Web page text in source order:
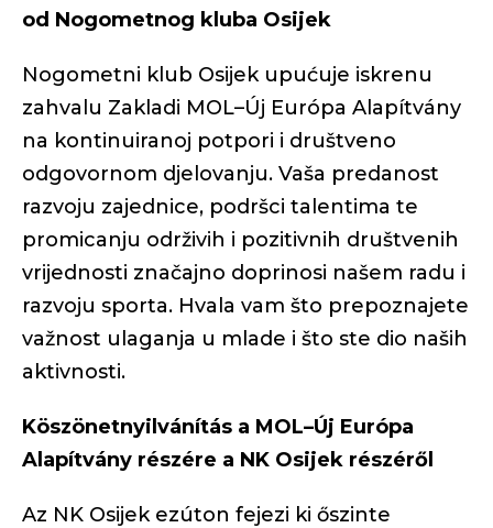
od Nogometnog kluba Osijek
Nogometni klub Osijek upućuje iskrenu
zahvalu Zakladi MOL–Új Európa Alapítvány
na kontinuiranoj potpori i društveno
odgovornom djelovanju. Vaša predanost
razvoju zajednice, podršci talentima te
promicanju održivih i pozitivnih društvenih
vrijednosti značajno doprinosi našem radu i
razvoju sporta. Hvala vam što prepoznajete
važnost ulaganja u mlade i što ste dio naših
aktivnosti.
Köszönetnyilvánítás a MOL–Új Európa
Alapítvány részére a NK Osijek részéről
Az NK Osijek ezúton fejezi ki őszinte